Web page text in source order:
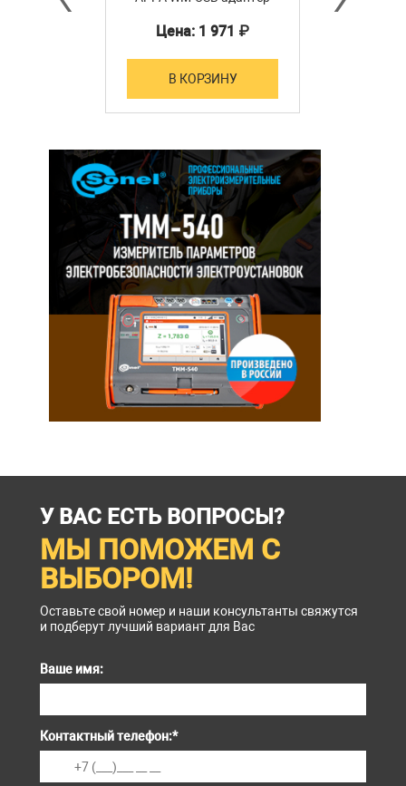
Цена: 1 971 ₽
В КОРЗИНУ
У ВАС ЕСТЬ ВОПРОСЫ?
МЫ ПОМОЖЕМ С
ВЫБОРОМ!
Оставьте свой номер и наши консультанты свяжутся
и подберут лучший вариант для Вас
Ваше имя:
Контактный телефон:*